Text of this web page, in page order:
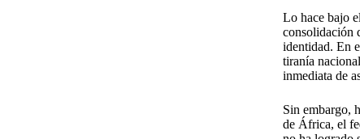
Lo hace bajo
consolidación
identidad. En
tiranía
inmediata de
Sin embargo,
de África, el